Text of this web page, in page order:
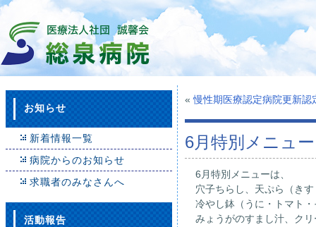
お知らせ
新着情報一覧
病院からのお知らせ
求職者のみなさんへ
活動報告
«慢性期医療認定病院更新認
6月特別メニュー
6月特別メニューは、
穴子ちらし、天ぷら（き
冷やし鉢（うに・トマト
みょうがのすまし汁、ク